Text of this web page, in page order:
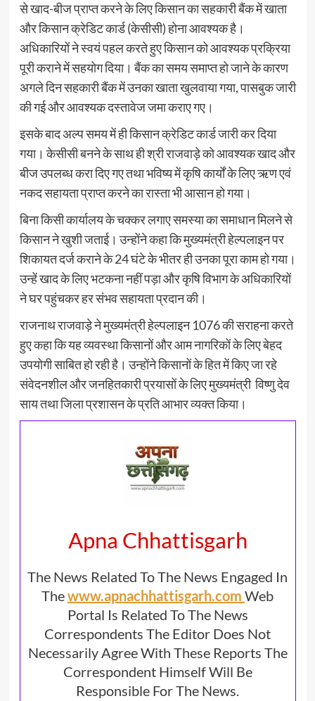
से खाद-बीज प्राप्त करने के लिए किसान का सहकारी बैंक में खाता
और किसान क्रेडिट कार्ड (केसीसी) होना आवश्यक है।
अधिकारियों ने स्वयं पहल करते हुए किसान को आवश्यक प्रक्रिया
पूरी कराने में सहयोग दिया। बैंक का समय समाप्त हो जाने के कारण
अगले दिन सहकारी बैंक में उनका खाता खुलवाया गया, पासबुक जारी
की गई और आवश्यक दस्तावेज जमा कराए गए।
इसके बाद अल्प समय में ही किसान क्रेडिट कार्ड जारी कर दिया
गया। केसीसी बनने के साथ ही श्री राजवाड़े को आवश्यक खाद और
बीज उपलब्ध करा दिए गए तथा भविष्य में कृषि कार्यों के लिए ऋण एवं
नकद सहायता प्राप्त करने का रास्ता भी आसान हो गया।
बिना किसी कार्यालय के चक्कर लगाए समस्या का समाधान मिलने से
किसान ने खुशी जताई। उन्होंने कहा कि मुख्यमंत्री हेल्पलाइन पर
शिकायत दर्ज कराने के 24 घंटे के भीतर ही उनका पूरा काम हो गया।
उन्हें खाद के लिए भटकना नहीं पड़ा और कृषि विभाग के अधिकारियों
ने घर पहुंचकर हर संभव सहायता प्रदान की।
राजनाथ राजवाड़े ने मुख्यमंत्री हेल्पलाइन 1076 की सराहना करते
हुए कहा कि यह व्यवस्था किसानों और आम नागरिकों के लिए बेहद
उपयोगी साबित हो रही है। उन्होंने किसानों के हित में किए जा रहे
संवेदनशील और जनहितकारी प्रयासों के लिए मुख्यमंत्री विष्णु देव
साय तथा जिला प्रशासन के प्रति आभार व्यक्त किया।
Apna Chhattisgarh
The News Related To The News Engaged In
Thewww.apnachhattisgarh.com Web
Portal Is Related To The News
Correspondents The Editor Does Not
Necessarily Agree With These Reports The
Correspondent Himself Will Be
Responsible For The News.